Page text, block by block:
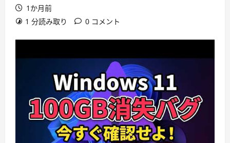
1か月前
1 分読み取り
0 コメント